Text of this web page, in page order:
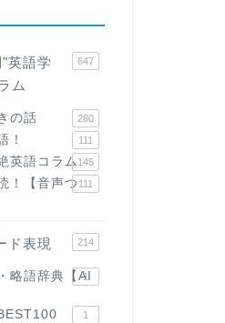
英語学
ム
647
の話 280
！ 111
英語コラム145
！【音声つ 111
ド表現 214
略語辞典【AI
1
1